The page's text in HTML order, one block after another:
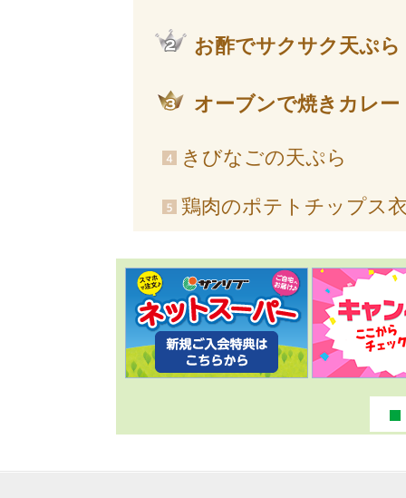
お酢でサクサク天ぷら
オーブンで焼きカレー
きびなごの天ぷら
鶏肉のポテトチップス